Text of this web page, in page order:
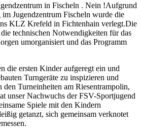
in Fischeln . Nein !Aufgrund
Jugendzentrum Fischeln wurde die
KLZ Krefeld in Fichtenhain verlegt.Die
technischen Notwendigkeiten für das
umorganisiert und das Programm
die ersten Kinder aufgeregt ein und
Turngeräte zu inspizieren und
den Turneinheiten am Riesentrampolin,
unser Nachwuchs der FSV-Sportjugend
Spiele mit den Kindern
getanzt, sich gemeinsam verknotet